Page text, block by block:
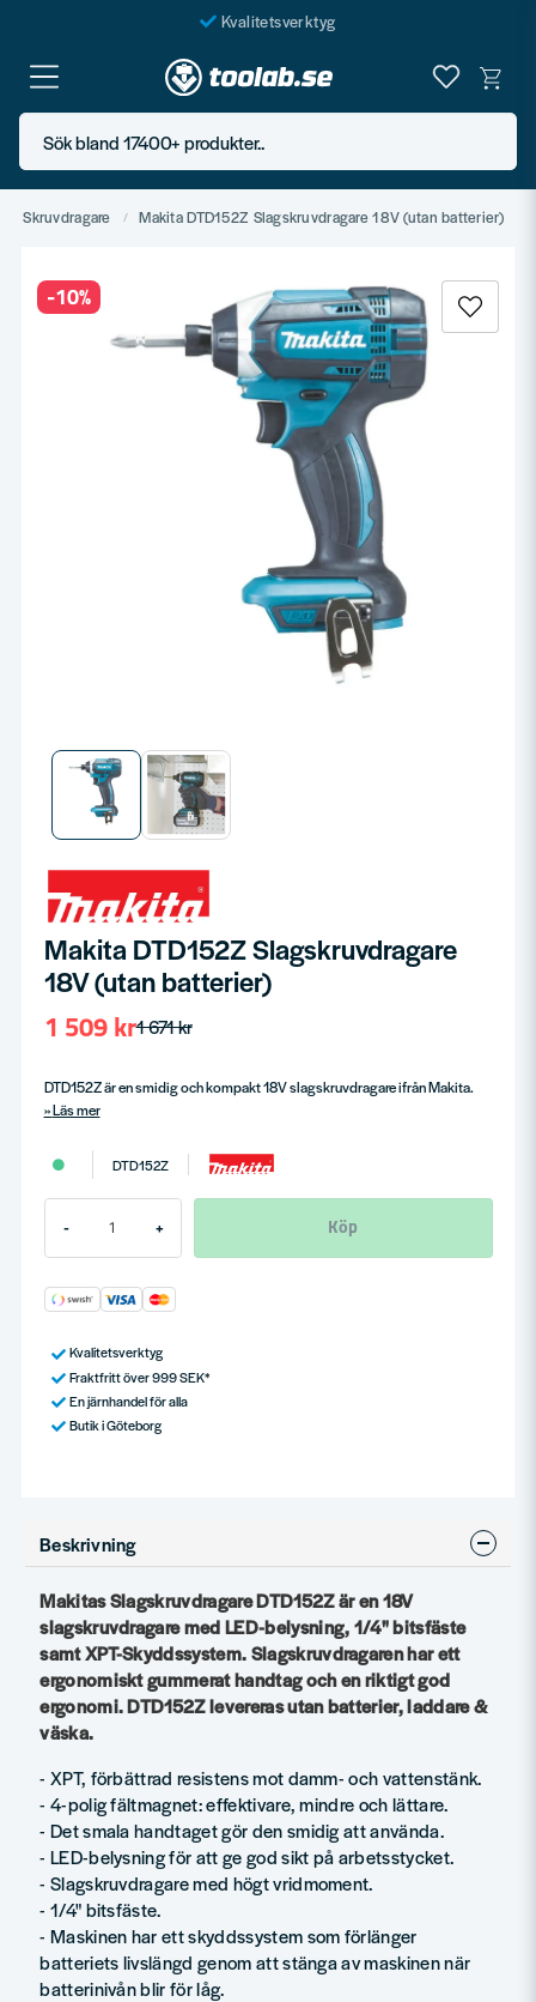
Kvalitetsverktyg
Fraktfritt över 999 SEK*
En järnhandel för alla
Butik i Göteborg
Sök bland 17400+ produkter..
Skruvdragare Makita DTD152Z Slagskruvdragare 18V (utan batterier)
-10%
Makita DTD152Z Slagskruvdragare
18V (utan batterier)
1 671 kr
1 509 kr
DTD152Z är en smidig och kompakt 18V slagskruvdragare ifrån Makita.
Läs mer
DTD152Z
- + Köp
Kvalitetsverktyg
Fraktfritt över 999 SEK*
En järnhandel för alla
Butik i Göteborg
Beskrivning
Makitas Slagskruvdragare DTD152Z är en 18V
slagskruvdragare med LED-belysning, 1/4" bitsfäste
samt XPT-Skyddssystem. Slagskruvdragaren har ett
ergonomiskt gummerat handtag och en riktigt god
ergonomi. DTD152Z levereras utan batterier, laddare &
väska.
- XPT, förbättrad resistens mot damm- och vattenstänk.
- 4-polig fältmagnet: effektivare, mindre och lättare.
- Det smala handtaget gör den smidig att använda.
- LED-belysning för att ge god sikt på arbetsstycket.
- Slagskruvdragare med högt vridmoment.
- 1/4" bitsfäste.
- Maskinen har ett skyddssystem som förlänger
batteriets livslängd genom att stänga av maskinen när
batterinivån blir för låg.